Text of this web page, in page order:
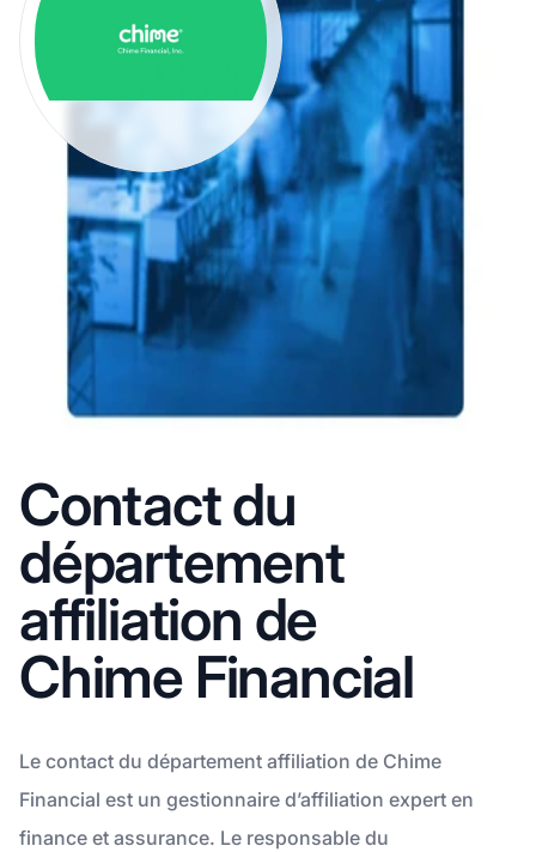
Contact du
département
affiliation de
Chime Financial
Le contact du département affiliation de Chime
Financial est un gestionnaire d’affiliation expert en
finance et assurance. Le responsable du